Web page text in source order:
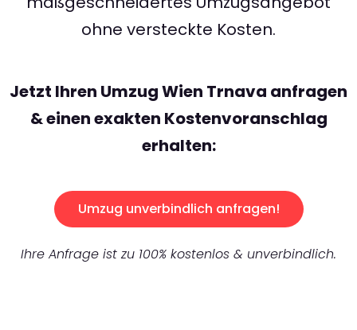
ohne versteckte Kosten.
Jetzt Ihren Umzug Wien Trnava anfragen
& einen exakten Kostenvoranschlag
erhalten:
Umzug unverbindlich anfragen!
Ihre Anfrage ist zu 100% kostenlos & unverbindlich.